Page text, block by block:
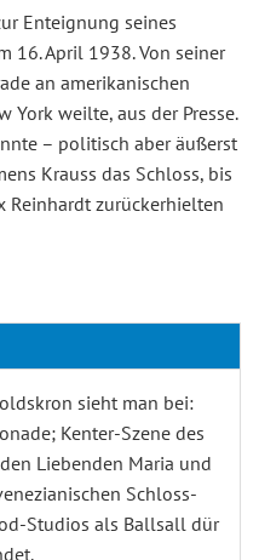
Enteignung seines
16. April 1938. Von seiner
an amerikanischen
weilte, aus der Presse.
– politisch aber äußerst
Krauss das Schloss, bis
Reinhardt zurückerhielten
sieht man bei:
Kenter-Szene des
Liebenden Maria und
Schloss-
Studios als Ballsall dür